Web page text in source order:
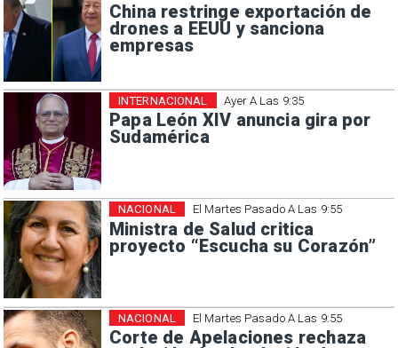
China restringe exportación de
drones a EEUU y sanciona
empresas
Ayer A Las 9:35
Papa León XIV anuncia gira por
Sudamérica
INTERNACIONAL
El Martes Pasado A Las 9:55
Ministra de Salud critica
proyecto “Escucha su Corazón”
NACIONAL
El Martes Pasado A Las 9:55
Corte de Apelaciones rechaza
NACIONAL